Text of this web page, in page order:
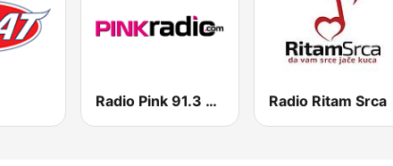
Radio Pink 91.3 FM Radio Ritam Srca